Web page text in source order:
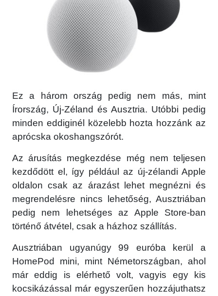
Ez a három ország pedig nem más, mint
Írország, Új-Zéland és Ausztria. Utóbbi pedig
minden eddiginél közelebb hozta hozzánk az
aprócska okoshangszórót.
Az árusítás megkezdése még nem teljesen
kezdődött el, így például az új-zélandi Apple
oldalon csak az árazást lehet megnézni és
megrendelésre nincs lehetőség, Ausztriában
pedig nem lehetséges az Apple Store-ban
történő átvétel, csak a házhoz szállítás.
Ausztriában ugyanúgy 99 euróba kerül a
HomePod mini, mint Németországban, ahol
már eddig is elérhető volt, vagyis egy kis
kocsikázással már egyszerűen hozzájuthatsz